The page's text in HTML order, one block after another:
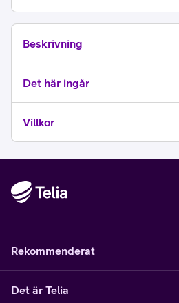
Beskrivning
Det här ingår
Villkor
Rekommenderat
Det är Telia